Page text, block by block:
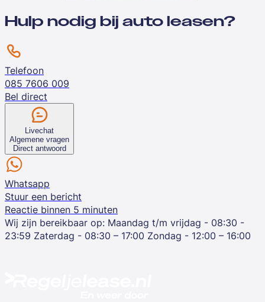
Hulp nodig bij auto leasen?
Telefoon
085 7606 009
Bel direct
Livechat
Algemene vragen
Direct antwoord
Whatsapp
Stuur een bericht
Reactie binnen 5 minuten
Wij zijn bereikbaar op: Maandag t/m vrijdag - 08:30 -
23:59 Zaterdag - 08:30 – 17:00 Zondag - 12:00 – 16:00